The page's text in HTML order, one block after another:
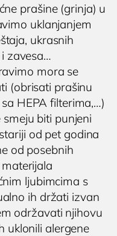
prašine (grinja) u
uklanjanjem
ukrasnih
zavesa…
mora se
(obrisati prašinu
HEPA filterima,…)
biti punjeni
od pet godina
od posebnih
ljubimcima s
ih držati izvan
održavati njihovu
uklonili alergene